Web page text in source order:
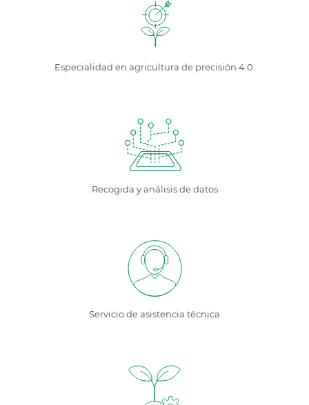
Especialidad en agricultura de precisión 4.0.
Recogida y análisis de datos
Servicio de asistencia técnica